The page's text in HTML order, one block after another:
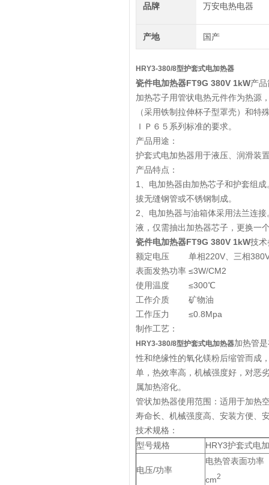
品牌 万安电热电器
产地 国产
HRY3-380/8型护套式电加热器
瓷件电加热器FT9G 380V 1kW产
加热芯子用管状电热元件作为热源
（采用铁制拉伸杯子型罩壳）和
ＩＰ６５系列标准的要求。
产品用途：
护套式电加热器用于液压、润滑装
产品特点：
1、电加热器由加热芯子和护套组
拔无缝钢管或不锈钢制成。
2、电加热器与油箱体采用法兰连
液，仅需抽出加热器芯子，更换一
瓷件电加热器FT9G 380V 1kW技术
额定电压 单相220V、三相
表面发热功率 ≤3W/CM2
使用温度 ≤300℃
工作介质 矿物油
工作压力 ≤0.8Mpa
制作工艺：
HRY3-380/8型护套式电加热器加热管
性和绝缘性的氧化镁粉后缩管而成
单，热效率高，机械强度好，对恶
属加热溶化。
管状加热器使用范围：适用于加热
寿命长、机械强度高、安装方便、
技术规格：
型号规格
HRY3护套式电
电压/功率
电热管表面功率
cm2